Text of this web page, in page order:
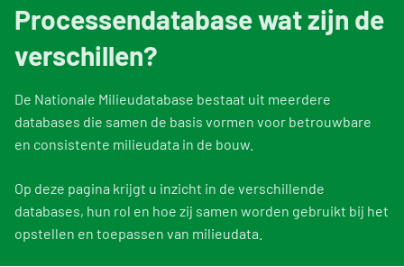
Voorbeeldprojecten
Gebruik van NMD-data
Uitgelicht CAT1 milieuverklaring
DigiGO
Veelgestelde vragen over de databases
Toetsing van de milieudata
Vind een erkende LCA-toetser of opsteller
Categorie 3 data
Overzicht opleidingen en trainingen
Veelgestelde vragen NMD Academy
Nieuw bij de NMD? Zo werkt het stelsel
Contact
Organisatie
Feedback
Vacatures
Stel een vraag
Downloads
Zoeken
Processendatabase wat zijn de
verschillen?
De Nationale Milieudatabase bestaat uit meerdere
databases die samen de basis vormen voor betrouwbare
en consistente milieudata in de bouw.
Op deze pagina krijgt u inzicht in de verschillende
databases, hun rol en hoe zij samen worden gebruikt bij het
opstellen en toepassen van milieudata.